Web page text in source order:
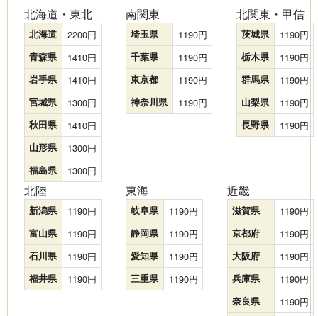
北海道・東北
北海道 2200
青森県 1410
岩手県 1410
宮城県 1300
秋田県 1410
山形県 1300
福島県 1300
南関東
埼玉県 1190
千葉県 1190
東京都 1190
神奈川県 1190
北関東・甲信
茨城県 1190
栃木県 1190
群馬県 1190
山梨県 1190
長野県 1190
北陸
新潟県 1190
富山県 1190
石川県 1190
福井県 1190
東海
岐阜県 1190
静岡県 1190
愛知県 1190
三重県 1190
近畿
滋賀県 1190
京都府 1190
大阪府 1190
兵庫県 1190
奈良県 1190